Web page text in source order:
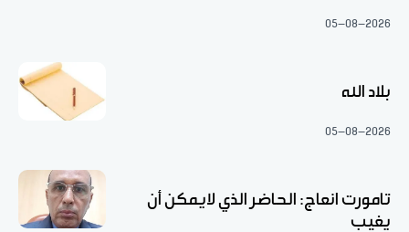
05-08-2026
بلاد الله
05-08-2026
تامورت انعاج: الحاضر الذي لايمكن أن
يغيب